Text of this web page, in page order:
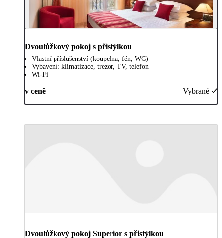
Dvoulůžkový pokoj s přistýlkou
Vlastní příslušenství (koupelna, fén, WC)
Vybavení: klimatizace, trezor, TV, telefon
Wi-Fi
v ceně Vybrané
Dvoulůžkový pokoj Superior s přistýlkou